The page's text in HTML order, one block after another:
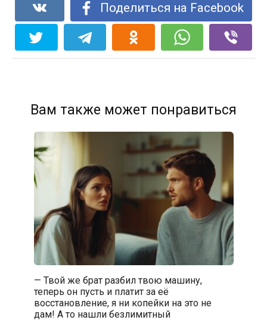
Поделиться на Facebook
Вам также может понравиться
— Твой же брат разбил твою машину,
теперь он пусть и платит за её
восстановление, я ни копейки на это не
дам! А то нашли безлимитный